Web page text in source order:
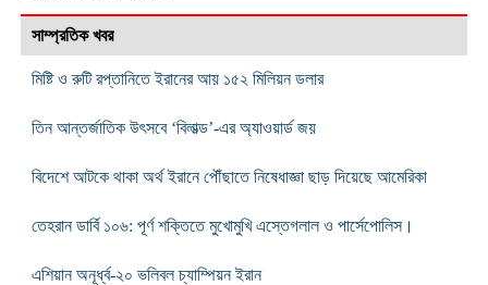
সাম্প্রতিক খবর
মিষ্টি ও রুটি রপ্তানিতে ইরানের আয় ১৫২ মিলিয়ন ডলার
তিন আন্তর্জাতিক উৎসবে ‘বিলাভ্ড’-এর অ্যাওয়ার্ড জয়
বিদেশে আটকে থাকা অর্থ ইরানে পৌঁছাতে নিষেধাজ্ঞা ছাড় দিয়েছে আমেরিকা
তেহরান ডার্বি ১০৬: পূর্ণ শক্তিতে মুখোমুখি এস্তেগলাল ও পার্সেপোলিস।
এশিয়ান অনূর্ধ্ব-২০ ভলিবল চ্যাম্পিয়ন ইরান